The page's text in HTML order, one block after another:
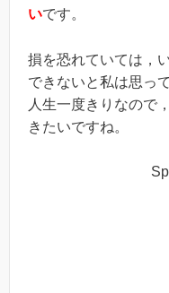
いです。
損を恐れていては，
できないと私は思っ
人生一度きりなので
きたいですね。